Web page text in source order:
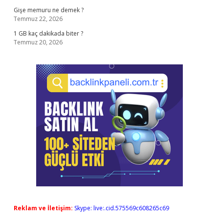
Gişe memuru ne demek ?
Temmuz 22, 2026
1 GB kaç dakikada biter ?
Temmuz 20, 2026
Reklam ve İletişim: Skype: live:.cid.575569c608265c69